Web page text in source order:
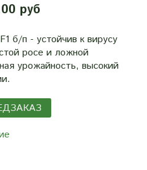
руб
б/п - устойчив к вирусу
росе и ложной
урожайность, высокий